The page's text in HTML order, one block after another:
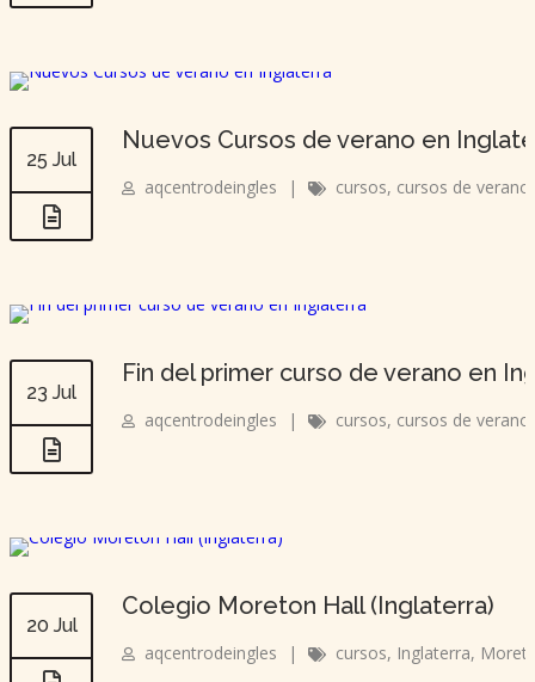
25 Jul
Nuevos Cursos de verano en
aqcentrodeingles | cursos, cursos de verano
23 Jul
Fin del primer curso de verano en
aqcentrodeingles | cursos, cursos de verano
20 Jul
Colegio Moreton Hall (Inglaterra)
aqcentrodeingles | cursos, Inglaterra,